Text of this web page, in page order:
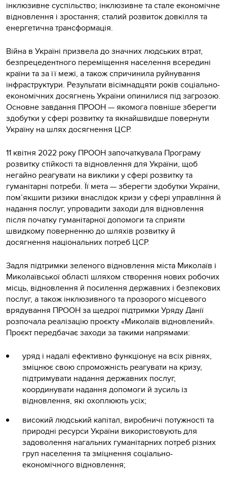
інклюзивне суспільство; інклюзивне та стале економічне
відновлення і зростання; сталий розвиток довкілля та
енергетична трансформація.
Війна в Україні призвела до значних людських втрат,
безпрецедентного переміщення населення всередині
країни та за її межі, а також спричинила руйнування
інфраструктури. Результати вісімнадцяти років соціально-
економічних досягнень України опинилися під загрозою.
Основне завдання ПРООН — якомога повніше зберегти
здобутки у сфері розвитку та якнайшвидше повернути
Україну на шлях досягнення ЦСР.
11 квітня 2022 року ПРООН започаткувала Програму
розвитку стійкості та відновлення для України, щоб
негайно реагувати на виклики у сфері розвитку та
гуманітарні потреби. Її мета — зберегти здобутки України,
пом’якшити ризики внаслідок кризи у сфері управління й
надання послуг, упровадити заходи для відновлення
після початку гуманітарної допомоги та сприяти
швидкому поверненню до шляхів розвитку й
досягнення національних потреб ЦСР.
Задля підтримки зеленого відновлення міста Миколаїв і
Миколаївської області шляхом створення нових робочих
місць, відновлення й посилення державних і безпекових
послуг, а також інклюзивного та прозорого місцевого
врядування ПРООН за щедрої підтримки Уряду Данії
розпочала реалізацію проєкту «Миколаїв відновлений».
Проєкт передбачає заходи за такими напрямами:
уряд і надалі ефективно функціонує на всіх рівнях,
зміцнює свою спроможність реагувати на кризу,
підтримувати надання державних послуг,
координувати надання допомоги й зусиль із
відновлення, які охоплюють усіх;
високий людський капітал, виробничі потужності та
природні ресурси України використовують для
задоволення нагальних гуманітарних потреб різних
груп населення та зміцнення соціально-
економічного відновлення;